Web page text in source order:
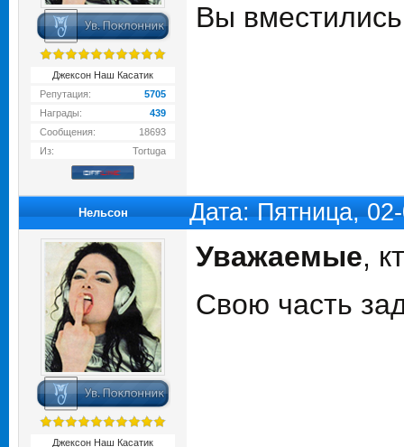
Джексон Наш Касатик
Репутация:
5705
Награды:
439
Сообщения:
18693
Из:
Tortuga
Вы
Нельсон Дата: Пятница,
Джексон Наш Касатик
Уважаемые,
Свою часть